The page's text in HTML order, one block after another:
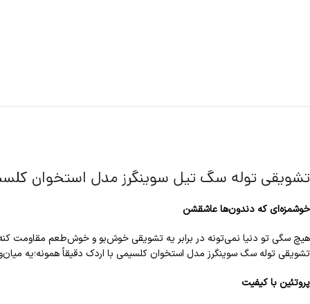
تشویقی توله سگ تیل سوینگرز مدل استخوان
خوشمزه‌ای که دندون‌ها عاشقشن
هیچ سگی تو دنیا نمی‌تونه در برابر یه تشویقی خوش‌بو و خوش‌طعم مقاومت
تشویقی توله سگ سوینگرز مدل استخوان کلسیمی با اردک دقیقاً همونه؛یه
پروتئین با کیفیت